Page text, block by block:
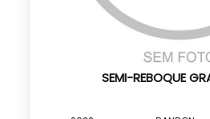
SEMI-REBOQUE